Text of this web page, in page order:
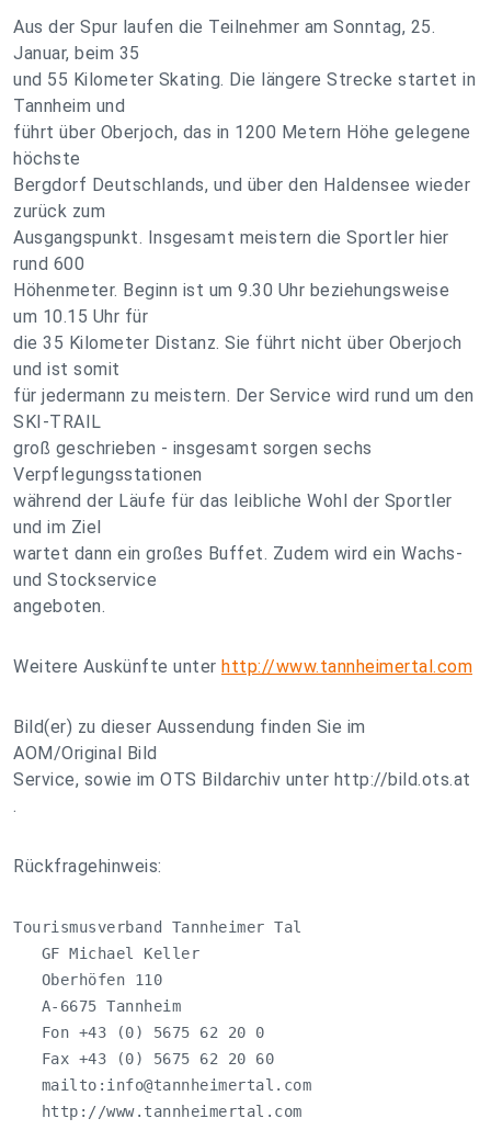
Aus der Spur laufen die Teilnehmer am Sonntag, 25.
Januar, beim 35
und 55 Kilometer Skating. Die längere Strecke startet in
Tannheim und
führt über Oberjoch, das in 1200 Metern Höhe gelegene
höchste
Bergdorf Deutschlands, und über den Haldensee wieder
zurück zum
Ausgangspunkt. Insgesamt meistern die Sportler hier
rund 600
Höhenmeter. Beginn ist um 9.30 Uhr beziehungsweise
um 10.15 Uhr für
die 35 Kilometer Distanz. Sie führt nicht über Oberjoch
und ist somit
für jedermann zu meistern. Der Service wird rund um den
SKI-TRAIL
groß geschrieben - insgesamt sorgen sechs
Verpflegungsstationen
während der Läufe für das leibliche Wohl der Sportler
und im Ziel
wartet dann ein großes Buffet. Zudem wird ein Wachs-
und Stockservice
angeboten.
Weitere Auskünfte unter http://www.tannheimertal.com
Bild(er) zu dieser Aussendung finden Sie im
AOM/Original Bild
Service, sowie im OTS Bildarchiv unter http://bild.ots.at
.
Rückfragehinweis:
Tourismusverband Tannheimer Tal
   GF Michael Keller
   Oberhöfen 110
   A-6675 Tannheim
   Fon +43 (0) 5675 62 20 0
   Fax +43 (0) 5675 62 20 60
   mailto:
info@tannheimertal.com
   http://www.tannheimertal.com